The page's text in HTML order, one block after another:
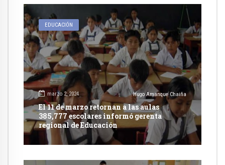
EDUCACIÓN
marzo 2, 2024 Hugo Amanque Chaiña
El 11 de marzo retornan a las aulas
385,777 escolares informó gerenta
regional de Educación